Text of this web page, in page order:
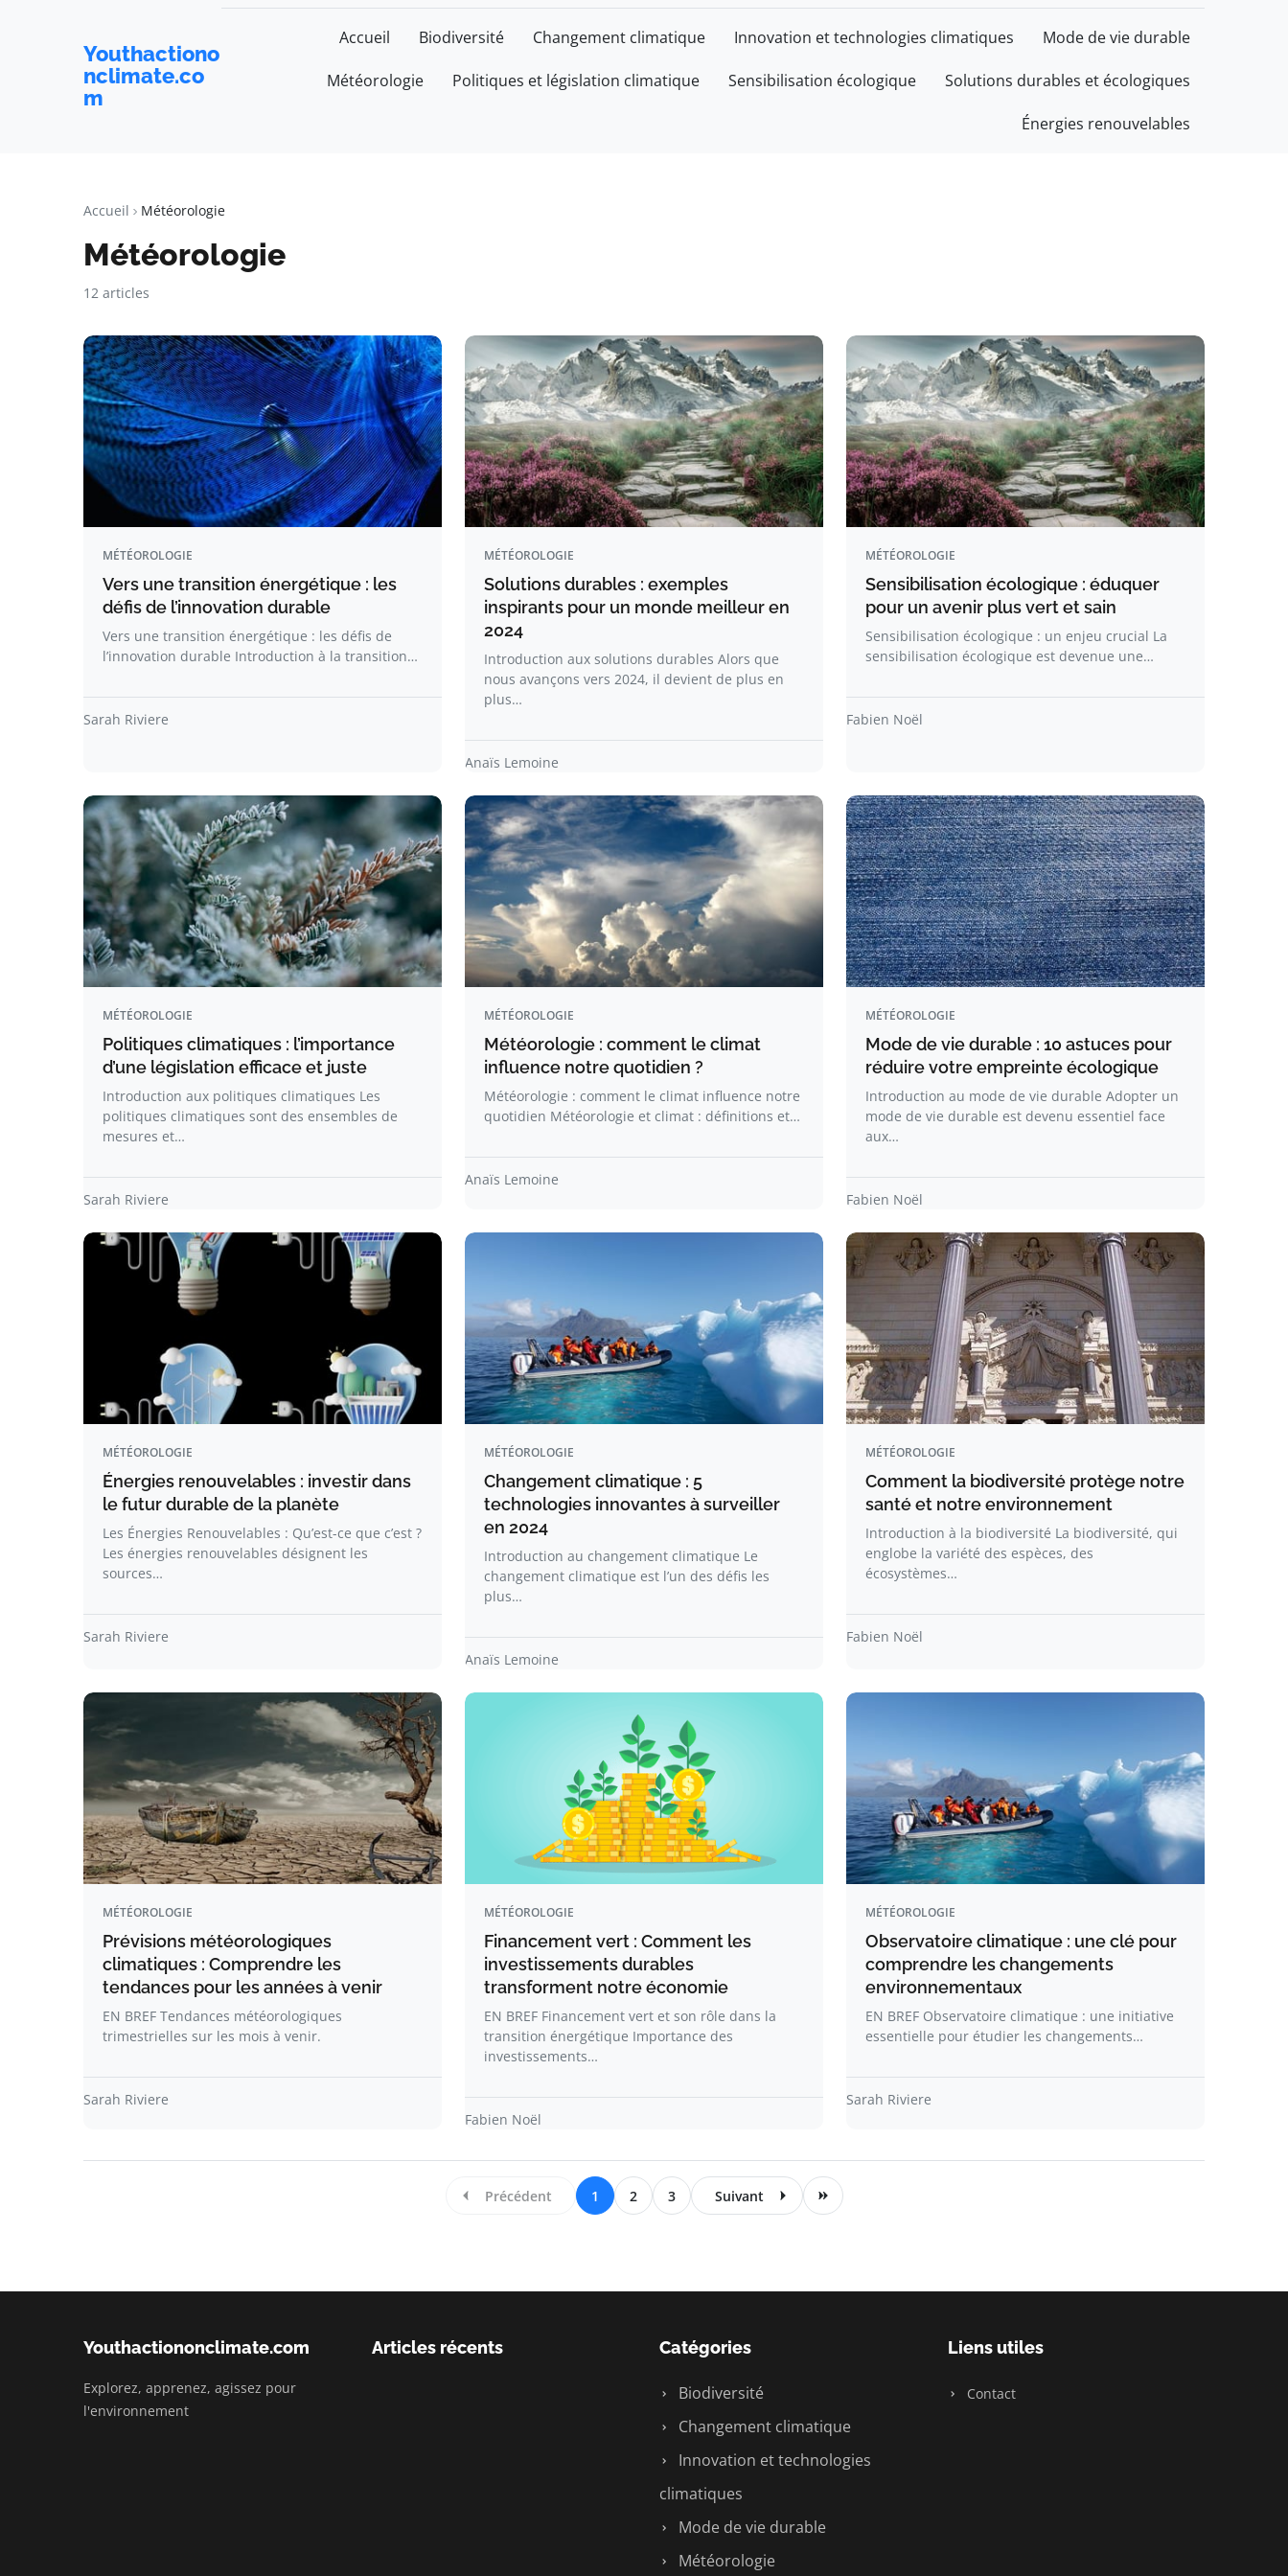
Youthactiono
nclimate.co
m
Accueil Biodiversité Changement climatique Innovation et technologies climatiques Mode de vie durable
Météorologie Politiques et législation climatique Sensibilisation écologique Solutions durables et écologiques
Énergies renouvelables
Accueil Météorologie
Météorologie
12 articles
MÉTÉOROLOGIE
Vers une transition énergétique : les
défis de l’innovation durable
Vers une transition énergétique : les défis de
l’innovation durable Introduction à la transition…
Sarah Riviere
MÉTÉOROLOGIE
Solutions durables : exemples
inspirants pour un monde meilleur en
2024
Introduction aux solutions durables Alors que
nous avançons vers 2024, il devient de plus en
plus…
Anaïs Lemoine
MÉTÉOROLOGIE
Sensibilisation écologique : éduquer
pour un avenir plus vert et sain
Sensibilisation écologique : un enjeu crucial La
sensibilisation écologique est devenue une…
Fabien Noël
MÉTÉOROLOGIE
Politiques climatiques : l’importance
d’une législation efficace et juste
Introduction aux politiques climatiques Les
politiques climatiques sont des ensembles de
mesures et…
Sarah Riviere
MÉTÉOROLOGIE
Météorologie : comment le climat
influence notre quotidien ?
Météorologie : comment le climat influence notre
quotidien Météorologie et climat : définitions et…
Anaïs Lemoine
MÉTÉOROLOGIE
Mode de vie durable : 10 astuces pour
réduire votre empreinte écologique
Introduction au mode de vie durable Adopter un
mode de vie durable est devenu essentiel face
aux…
Fabien Noël
MÉTÉOROLOGIE
Énergies renouvelables : investir dans
le futur durable de la planète
Les Énergies Renouvelables : Qu’est-ce que c’est ?
Les énergies renouvelables désignent les
sources…
Sarah Riviere
MÉTÉOROLOGIE
Changement climatique : 5
technologies innovantes à surveiller
en 2024
Introduction au changement climatique Le
changement climatique est l’un des défis les
plus…
Anaïs Lemoine
MÉTÉOROLOGIE
Comment la biodiversité protège notre
santé et notre environnement
Introduction à la biodiversité La biodiversité, qui
englobe la variété des espèces, des
écosystèmes…
Fabien Noël
MÉTÉOROLOGIE
Prévisions météorologiques
climatiques : Comprendre les
tendances pour les années à venir
EN BREF Tendances météorologiques
trimestrielles sur les mois à venir.
Sarah Riviere
MÉTÉOROLOGIE
Financement vert : Comment les
investissements durables
transforment notre économie
EN BREF Financement vert et son rôle dans la
transition énergétique Importance des
investissements…
Fabien Noël
MÉTÉOROLOGIE
Observatoire climatique : une clé pour
comprendre les changements
environnementaux
EN BREF Observatoire climatique : une initiative
essentielle pour étudier les changements…
Sarah Riviere
Précédent 1 2 3 Suivant
Youthactiononclimate.com
Explorez, apprenez, agissez pour
l'environnement
Articles récents Catégories
Biodiversité
Changement climatique
Innovation et technologies
climatiques
Mode de vie durable
Météorologie
Liens utiles
Contact